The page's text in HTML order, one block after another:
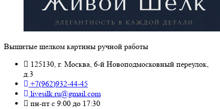
Вышитые шелком картины ручной работы
125130, г. Москва, 6-й Новоподмосковный переулок,
д.3
+7(962)932-44-45
livesilk.ru@gmail.com
пн-пт с 9:00 до 17:30